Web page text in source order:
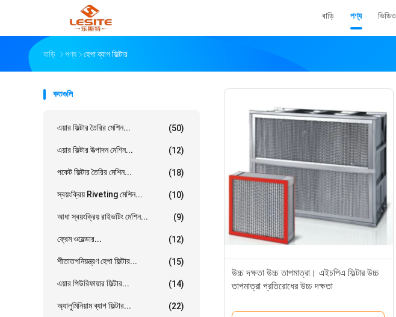
বাড়ি পণ্য ভিডিও
বাড়ি পণ্য হেপা ব্যাগ ফিল্টার
কতগুলি
এয়ার ফিল্টার তৈরির মেশিন... (50)
এয়ার ফিল্টার উত্পাদন মেশিন... (12)
পকেট ফিল্টার তৈরির মেশিন... (18)
স্বয়ংক্রিয় Riveting মেশিন... (10)
আধা স্বয়ংক্রিয় রাইভটিং মেশিন... (9)
ফ্রেম ওয়েল্ডার... (12)
শীতাতপনিয়ন্ত্রণ হেপা ফিল্টার... (15)
এয়ার পিউরিফায়ার ফিল্টার... (14)
অ্যালুমিনিয়াম ব্যাগ ফিল্টার... (22)
উচ্চ দক্ষতা উচ্চ তাপমাত্রা। এইচপিএ ফিল্টার উচ্চ
তাপমাত্রা প্রতিরোধের উচ্চ দক্ষতা